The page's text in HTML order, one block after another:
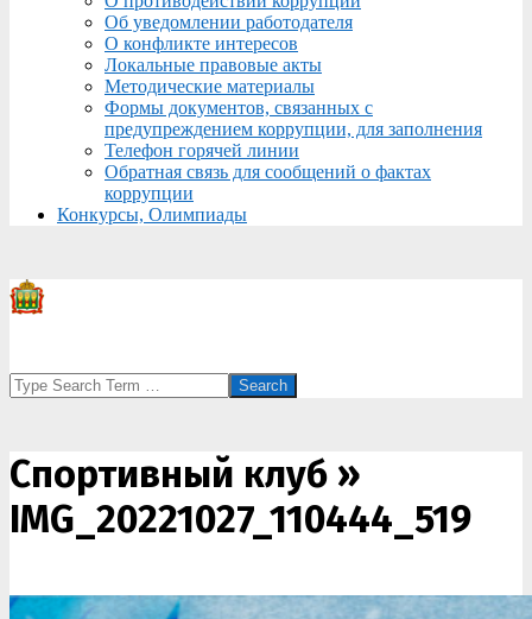
Об уведомлении работодателя
О конфликте интересов
Локальные правовые акты
Методические материалы
Формы документов, связанных с
предупреждением коррупции, для заполнения
Телефон горячей линии
Обратная связь для сообщений о фактах
коррупции
Конкурсы, Олимпиады
Search
Спортивный клуб »
IMG_20221027_110444_519